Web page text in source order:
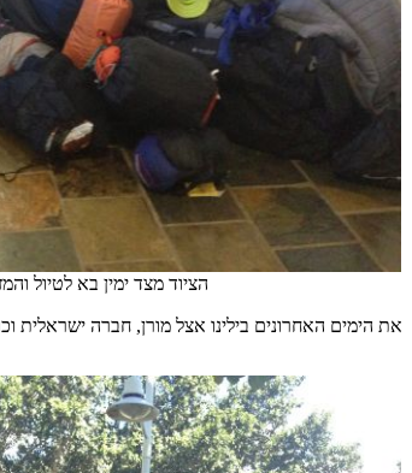
הציוד מצד ימין בא לטיול
את הימים האחרונים בילינו אצל מורן, חברה ישראלית